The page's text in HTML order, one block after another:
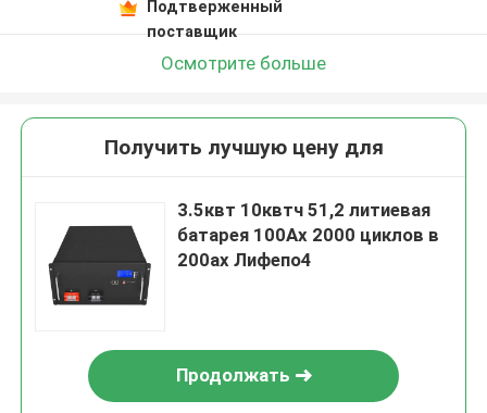
Подтверженный
поставщик
Осмотрите больше
Получить лучшую цену для
3.5квт 10квтч 51,2 литиевая
батарея 100Ах 2000 циклов в
200ах Лифепо4
Продолжать